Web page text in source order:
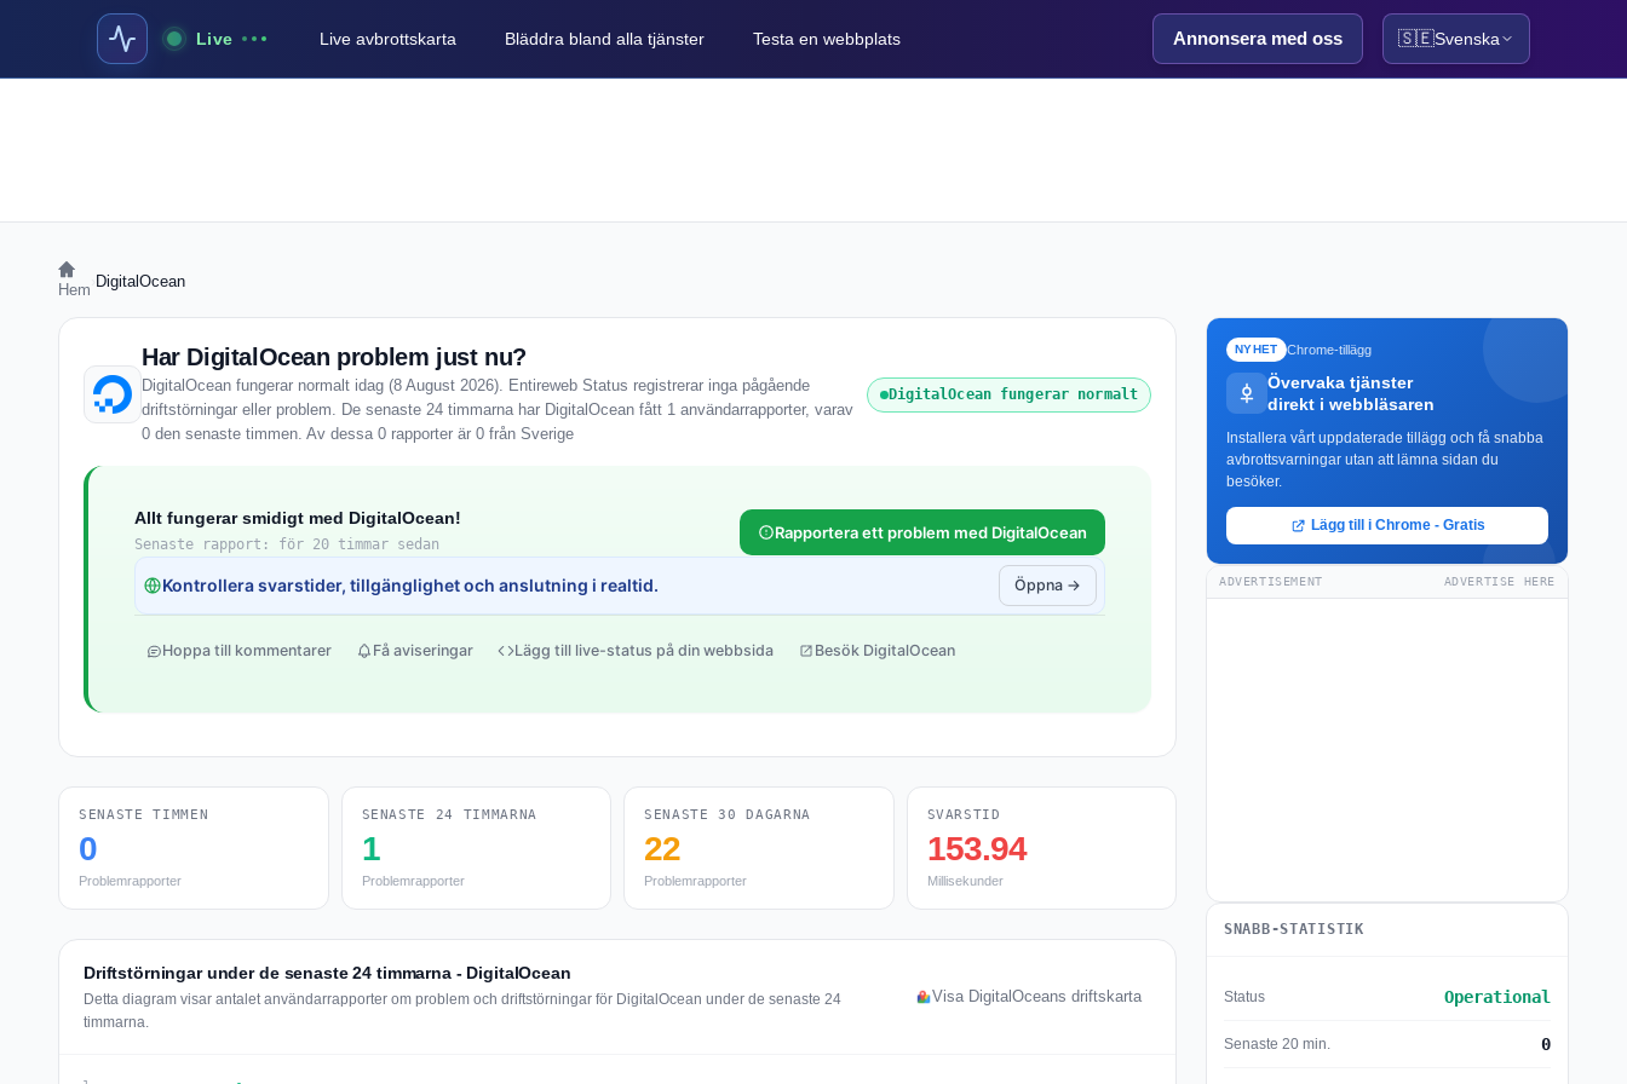
Live Live avbrottskarta Bläddra bland alla tjänster Testa en webbplats Annonsera med oss 🇸🇪Svenska
Hem DigitalOcean
Har DigitalOcean problem just nu?
DigitalOcean fungerar normalt idag (8 August 2026). Entireweb Status registrerar inga pågående
driftstörningar eller problem. De senaste 24 timmarna har DigitalOcean fått 1 användarrapporter, varav
0 den senaste timmen. Av dessa 0 rapporter är 0 från Sverige
DigitalOcean fungerar normalt
Allt fungerar smidigt med DigitalOcean!
Senaste rapport: för 20 timmar sedan
Rapportera ett problem med DigitalOcean
Kontrollera svarstider, tillgänglighet och anslutning i realtid. Öppna →
Hoppa till kommentarer Få aviseringar Lägg till live-status på din webbsida Besök DigitalOcean
SENASTE TIMMEN
0
Problemrapporter
SENASTE 24 TIMMARNA
1
Problemrapporter
SENASTE 30 DAGARNA
22
Problemrapporter
SVARSTID
153.94
Millisekunder
Driftstörningar under de senaste 24 timmarna - DigitalOcean
Detta diagram visar antalet användarrapporter om problem och driftstörningar för DigitalOcean under de senaste 24
timmarna.
Visa DigitalOceans driftskarta
NYHET Chrome-tillägg
Övervaka tjänster
direkt i webbläsaren
Installera vårt uppdaterade tillägg och få snabba
avbrottsvarningar utan att lämna sidan du
besöker.
Lägg till i Chrome - Gratis
ADVERTISEMENT ADVERTISE HERE
SNABB-STATISTIK
Status Operational
Senaste 20 min. 0